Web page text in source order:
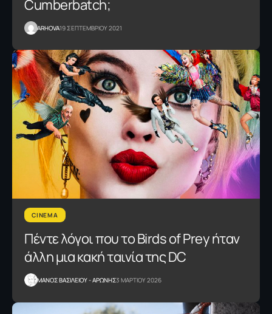
Cumberbatch;
ARHOVA19 ΣΕΠΤΕΜΒΡΙΟΥ 2021
CINEMA
Πέντε λόγοι που το Birds of Prey ήταν
άλλη μια κακή ταινία της DC
ΜΑΝΟΣ ΒΑΣΙΛΕΙΟΥ - ΑΡΩΝΗΣ3 ΜΑΡΤΙΟΥ 2026